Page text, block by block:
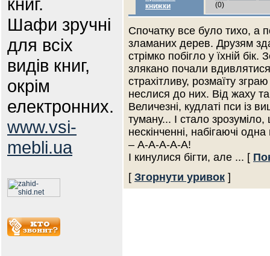
Шафи зручні
для всіх
видів книг,
окрім
електронних.
www.vsi-
mebli.ua
книжки
(0)
Спочатку все було тихо, а
зламаних дерев. Друзям
стрімко побігло у їхній
злякано почали
страхітливу, розмаїту
неслися до них. Від жаху та
Величезні, кудлаті пси із
туману... І стало
нескінченні, набігаючі
– А-А-А-А-А!
І кинулися бігти, але ... [
[ Згорнути уривок ]